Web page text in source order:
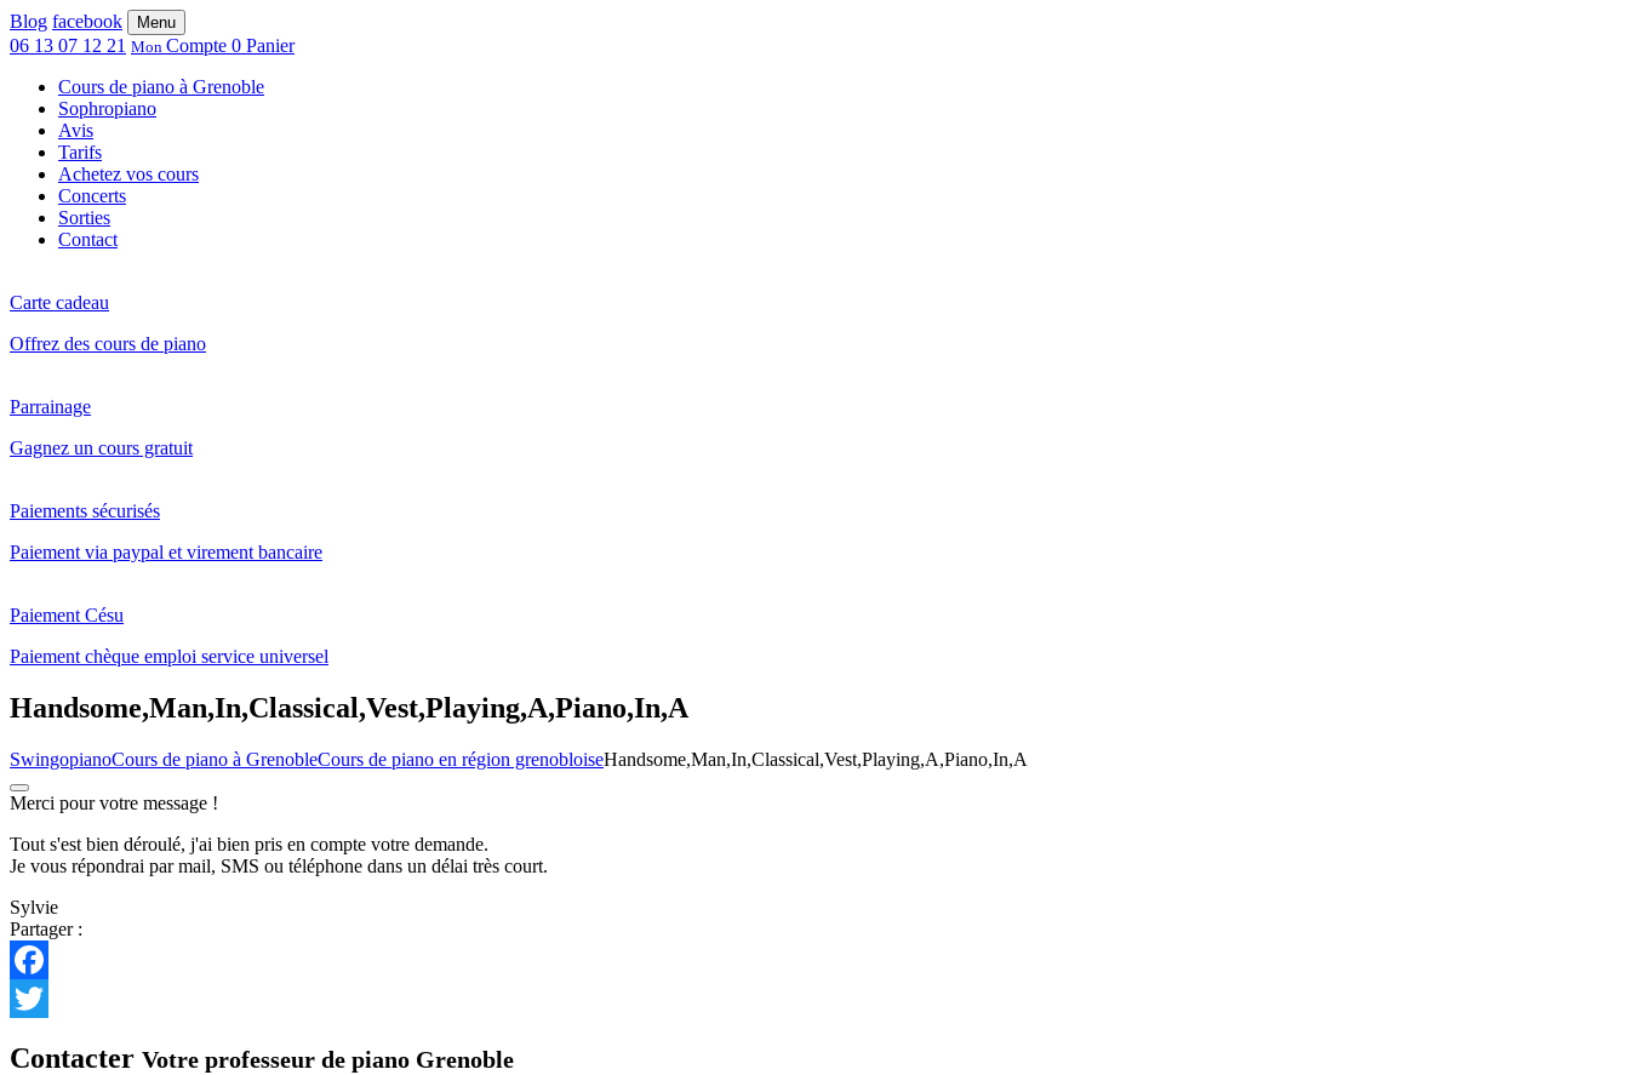
Blog facebook Menu
06 13 07 12 21 Mon Compte 0 Panier
Cours de piano à Grenoble
Sophropiano
Avis
Tarifs
Achetez vos cours
Concerts
Sorties
Contact
Carte cadeau
Offrez des cours de piano
Parrainage
Gagnez un cours gratuit
Paiements sécurisés
Paiement via paypal et virement bancaire
Paiement Césu
Paiement chèque emploi service universel
Handsome,Man,In,Classical,Vest,Playing,A,Piano,In,A
SwingopianoCours de piano à GrenobleCours de piano en région grenobloiseHandsome,Man,In,Classical,Vest,Playing,A,Piano,In,A
Merci pour votre message !
Tout s'est bien déroulé, j'ai bien pris en compte votre demande.
Je vous répondrai par mail, SMS ou téléphone dans un délai très court.
Sylvie
Partager :
Facebook
Contacter Votre professeur de piano Grenoble